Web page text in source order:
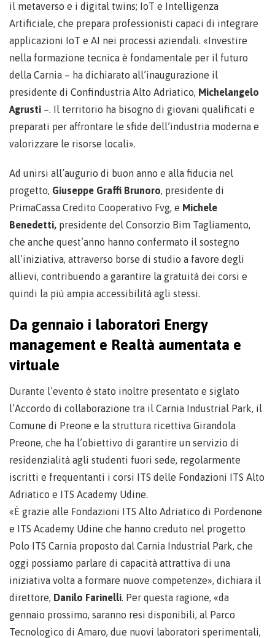
il metaverso e i digital twins; IoT e Intelligenza
Artificiale, che prepara professionisti capaci di integrare
applicazioni IoT e AI nei processi aziendali. «Investire
nella formazione tecnica è fondamentale per il futuro
della Carnia – ha dichiarato all’inaugurazione il
presidente di Confindustria Alto Adriatico, Michelangelo
Agrusti –. Il territorio ha bisogno di giovani qualificati e
preparati per affrontare le sfide dell’industria moderna e
valorizzare le risorse locali».
Ad unirsi all’augurio di buon anno e alla fiducia nel
progetto, Giuseppe Graffi Brunoro, presidente di
PrimaCassa Credito Cooperativo Fvg, e Michele
Benedetti, presidente del Consorzio Bim Tagliamento,
che anche quest’anno hanno confermato il sostegno
all’iniziativa, attraverso borse di studio a favore degli
allievi, contribuendo a garantire la gratuità dei corsi e
quindi la più ampia accessibilità agli stessi.
Da gennaio i laboratori Energy
management e Realtà aumentata e
virtuale
Durante l’evento è stato inoltre presentato e siglato
l’Accordo di collaborazione tra il Carnia Industrial Park, il
Comune di Preone e la struttura ricettiva Girandola
Preone, che ha l’obiettivo di garantire un servizio di
residenzialità agli studenti fuori sede, regolarmente
iscritti e frequentanti i corsi ITS delle Fondazioni ITS Alto
Adriatico e ITS Academy Udine.
«È grazie alle Fondazioni ITS Alto Adriatico di Pordenone
e ITS Academy Udine che hanno creduto nel progetto
Polo ITS Carnia proposto dal Carnia Industrial Park, che
oggi possiamo parlare di capacità attrattiva di una
iniziativa volta a formare nuove competenze», dichiara il
direttore, Danilo Farinelli. Per questa ragione, «da
gennaio prossimo, saranno resi disponibili, al Parco
Tecnologico di Amaro, due nuovi laboratori sperimentali,